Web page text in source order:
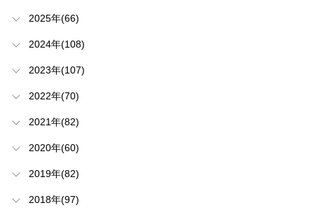
2025年(66)
2024年(108)
2023年(107)
2022年(70)
2021年(82)
2020年(60)
2019年(82)
2018年(97)